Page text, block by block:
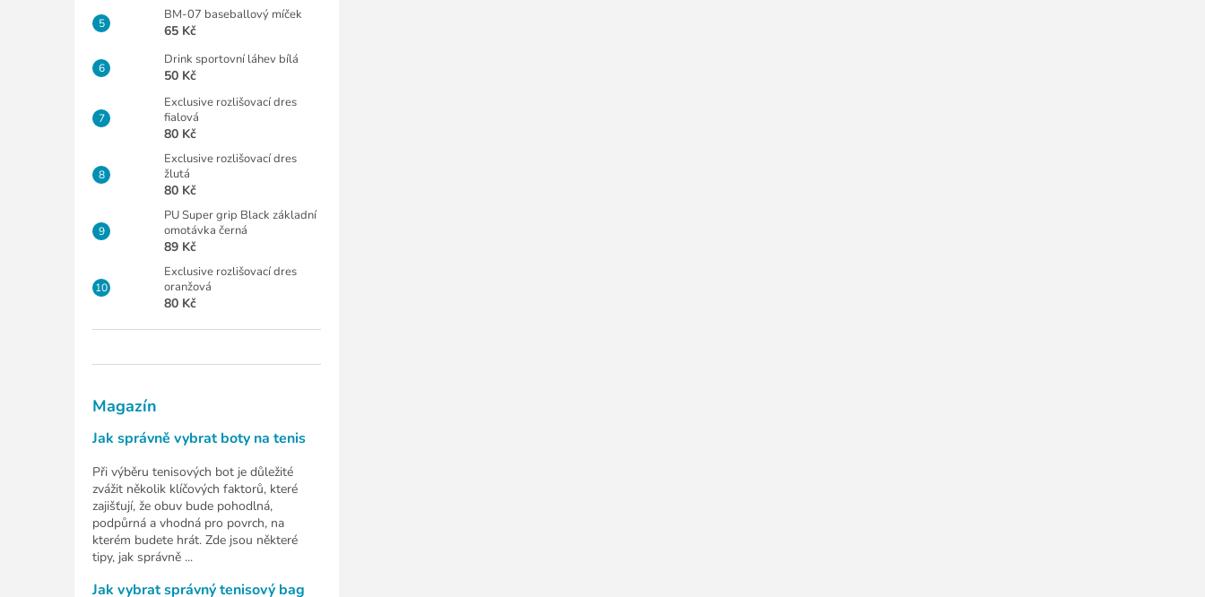
BM-07 baseballový míček
65 Kč
Drink sportovní láhev bílá
50 Kč
Exclusive rozlišovací dres
fialová
80 Kč
Exclusive rozlišovací dres
žlutá
80 Kč
PU Super grip Black základní
omotávka černá
89 Kč
Exclusive rozlišovací dres
oranžová
80 Kč
Magazín
Jak správně vybrat boty na tenis
Při výběru tenisových bot je důležité
zvážit několik klíčových faktorů, které
zajišťují, že obuv bude pohodlná,
podpůrná a vhodná pro povrch, na
kterém budete hrát. Zde jsou některé
tipy, jak správně ...
Jak vybrat správný tenisový bag